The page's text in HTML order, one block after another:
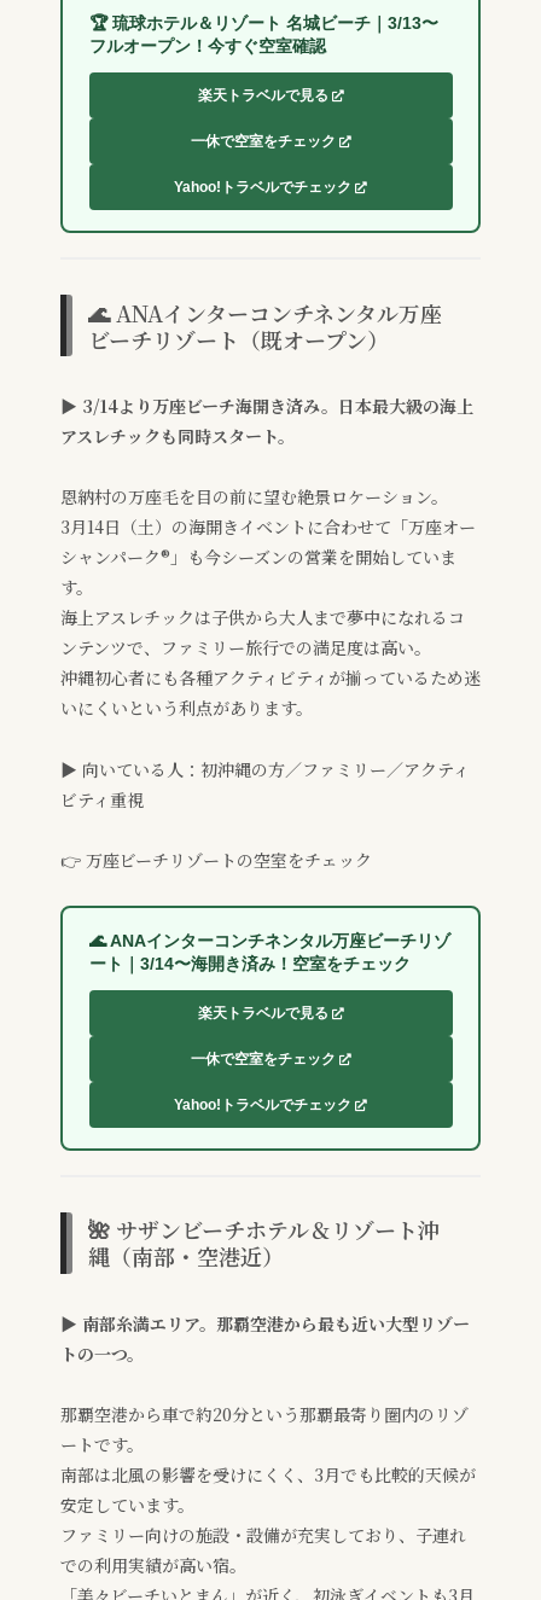
🏆 琉球ホテル＆リゾート 名城ビーチ｜3/13〜
フルオープン！今すぐ空室確認
楽天トラベルで見る
一休で空室をチェック
Yahoo!トラベルでチェック
🌊 ANAインターコンチネンタル万座
ビーチリゾート（既オープン）
▶ 3/14より万座ビーチ海開き済み。日本最大級の海上
アスレチックも同時スタート。
恩納村の万座毛を目の前に望む絶景ロケーション。
3月14日（土）の海開きイベントに合わせて「万座オー
シャンパーク®」も今シーズンの営業を開始していま
す。
海上アスレチックは子供から大人まで夢中になれるコ
ンテンツで、ファミリー旅行での満足度は高い。
沖縄初心者にも各種アクティビティが揃っているため迷
いにくいという利点があります。
▶ 向いている人：初沖縄の方／ファミリー／アクティ
ビティ重視
👉 万座ビーチリゾートの空室をチェック
🌊 ANAインターコンチネンタル万座ビーチリゾ
ート｜3/14〜海開き済み！空室をチェック
楽天トラベルで見る
一休で空室をチェック
Yahoo!トラベルでチェック
🌺 サザンビーチホテル＆リゾート沖
縄（南部・空港近）
▶ 南部糸満エリア。那覇空港から最も近い大型リゾー
トの一つ。
那覇空港から車で約20分という那覇最寄り圏内のリゾ
ートです。
南部は北風の影響を受けにくく、3月でも比較的天候が
安定しています。
ファミリー向けの施設・設備が充実しており、子連れ
での利用実績が高い宿。